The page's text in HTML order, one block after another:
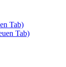
Tab)
Tab)